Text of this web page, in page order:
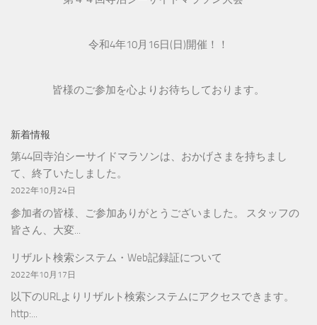
令和4年10月16日(日)開催！！
皆様のご参加を心よりお待ちしております。
新着情報
第44回寺泊シーサイドマラソンは、おかげさまを持ちまし
て、終了いたしました。
2022年10月24日
参加者の皆様、ご参加ありがとうございました。 スタッフの
皆さん、大変...
リザルト検索システム・Web記録証について
2022年10月17日
以下のURLよりリザルト検索システムにアクセスできます。
http:...